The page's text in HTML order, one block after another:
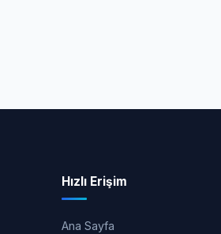
Hızlı Erişim
Ana Sayfa